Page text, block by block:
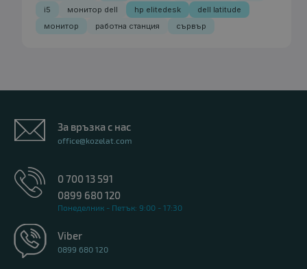
i5
монитор dell hp elitedesk
dell latitude
монитор
работна станция сървър
За връзка с нас
office@kozelat.com
0 700 13 591
0899 680 120
Понеделник - Петък: 9:00 - 17:30
Viber
0899 680 120